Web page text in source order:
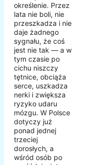
określenie. Przez
lata nie boli, nie
przeszkadza i nie
daje żadnego
sygnału, że coś
jest nie tak — a w
tym czasie po
cichu niszczy
tętnice, obciąża
serce, uszkadza
nerki i zwiększa
ryzyko udaru
mózgu. W Polsce
dotyczy już
ponad jednej
trzeciej
dorosłych, a
wśród osób po